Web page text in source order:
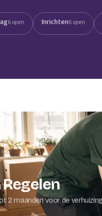
6 open Inrichten6 open
Regelen
2 maanden voor de verhuizing